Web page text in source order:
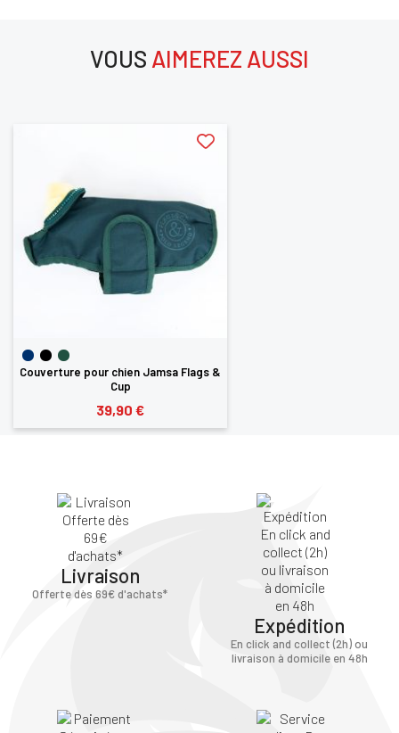
VOUS AIMEREZ AUSSI
Couverture pour chien Jamsa Flags &
Cup
39,90 €
Livraison
Offerte dès 69€ d'achats*
Expédition
En click and collect (2h) ou
livraison à domicile en 48h
ANNULER CONNECTER